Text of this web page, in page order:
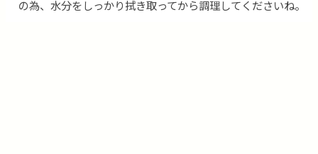
の為、水分をしっかり拭き取ってから調理してくださいね。